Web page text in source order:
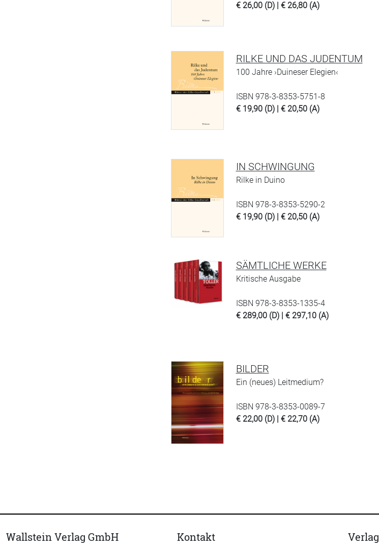
€ 26,00 (D) | € 26,80 (A)
RILKE UND DAS JUDENTUM
100 Jahre ›Duineser Elegien‹
ISBN 978-3-8353-5751-8
€ 19,90 (D) | € 20,50 (A)
IN SCHWINGUNG
Rilke in Duino
ISBN 978-3-8353-5290-2
€ 19,90 (D) | € 20,50 (A)
SÄMTLICHE WERKE
Kritische Ausgabe
ISBN 978-3-8353-1335-4
€ 289,00 (D) | € 297,10 (A)
BILDER
Ein (neues) Leitmedium?
ISBN 978-3-8353-0089-7
€ 22,00 (D) | € 22,70 (A)
Wallstein Verlag GmbH Kontakt Verlag